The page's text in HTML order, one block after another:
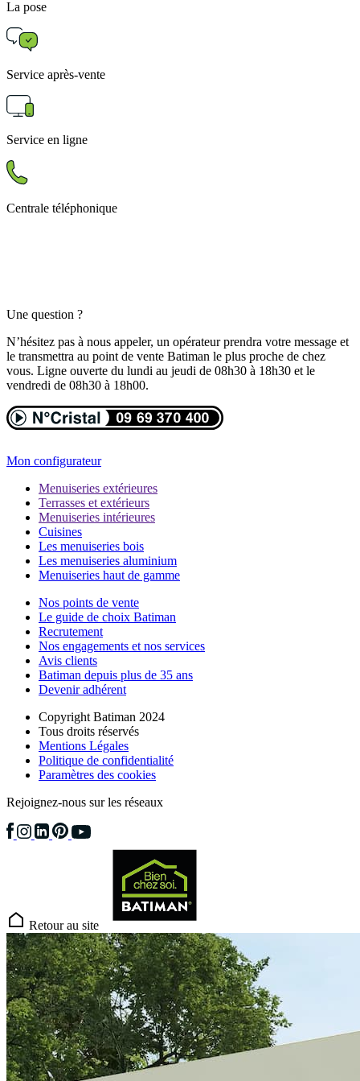
La pose
Service après-vente
Service en ligne
Centrale téléphonique
Une question ?
N’hésitez pas à nous appeler, un opérateur prendra votre message et
le transmettra au point de vente Batiman le plus proche de chez
vous. Ligne ouverte du lundi au jeudi de 08h30 à 18h30 et le
vendredi de 08h30 à 18h00.
Mon configurateur
Menuiseries extérieures
Terrasses et extérieurs
Menuiseries intérieures
Cuisines
Les menuiseries bois
Les menuiseries aluminium
Menuiseries haut de gamme
Nos points de vente
Le guide de choix Batiman
Recrutement
Nos engagements et nos services
Avis clients
Batiman depuis plus de 35 ans
Devenir adhérent
Copyright Batiman 2024
Tous droits réservés
Mentions Légales
Politique de confidentialité
Paramètres des cookies
Rejoignez-nous sur les réseaux
Retour au site